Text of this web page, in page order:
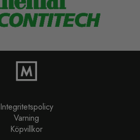
Integritetspolicy
Varning
Köpvillkor